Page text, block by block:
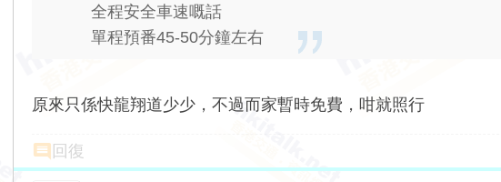
全程安全車速嘅話
單程預番45-50分鐘左右
原來只係快龍翔道少少，不過而家暫時免費，咁就照行
回復